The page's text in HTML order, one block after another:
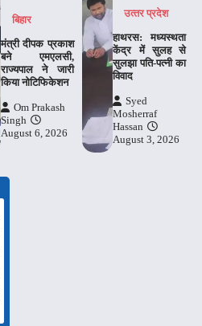
बिहार
मंत्री दीपक प्रकाश
बने एमएलसी,
राज्यपाल ने जारी
किया नोटिफिकेशन
Om Prakash
Singh
August 6, 2026
उत्‍तर प्रदेश
हाथरस: मध्यस्थता
केंद्र में सुलह से
सुलझा पति-पत्नी का
विवाद
Syed
Mosherraf
Hassan
August 3, 2026